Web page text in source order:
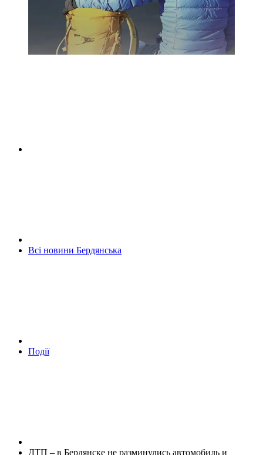
Всі новини Бердянська
Події
ДТП – в Бердянске не разминулись автомобиль и